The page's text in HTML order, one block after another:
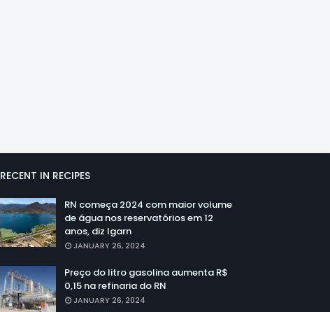
RECENT IN RECIPES
RN começa 2024 com maior volume
de água nos reservatórios em 12
anos, diz Igarn
JANUARY 26, 2024
Preço do litro gasolina aumenta R$
0,15 na refinaria do RN
JANUARY 26, 2024